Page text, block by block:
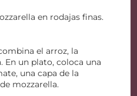
en rodajas finas.
el arroz, la
En un plato, coloca una
una capa de la
mozzarella.